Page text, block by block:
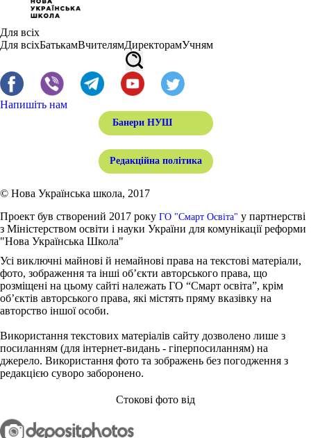
Для всіх
Для всіхБатькамВчителямДиректорамУчням
Напишіть нам
Банери НУШ
Редакційна політика
© Нова Українська школа, 2017
Проект був створений 2017 року ГО "Смарт Освіта" у партнерстві
з Міністерством освіти і науки України для комунікації реформи
"Нова Українська Школа"
Усі виключні майнові й немайнові права на текстові матеріали,
фото, зображення та інші об’єкти авторського права, що
розміщені на цьому сайті належать ГО “Смарт освіта”, крім
об’єктів авторського права, які містять пряму вказівку на
авторство іншої особи.
Використання текстових матеріалів сайту дозволено лише з
посиланням (для інтернет-видань - гіперпосиланням) на
джерело. Використання фото та зображень без погодження з
редакцією суворо заборонено.
Стокові фото від